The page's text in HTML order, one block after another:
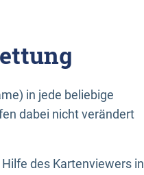
in jede beliebige
dabei nicht verändert
des Kartenviewers in